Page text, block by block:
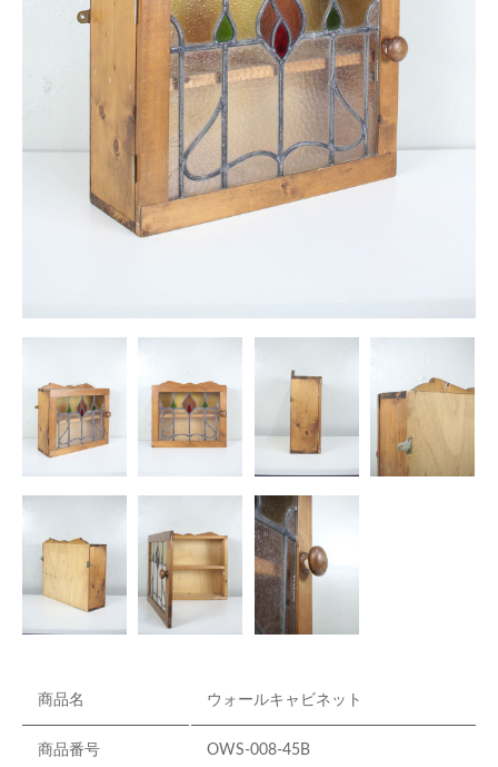
商品名 ウォールキャビネット
商品番号 OWS-008-45B